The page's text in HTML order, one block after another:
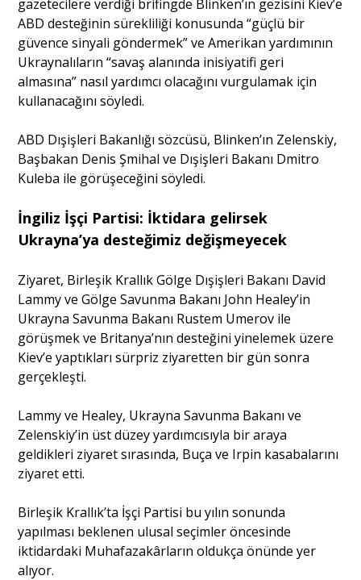
Dosya Haber
Ankara Analiz
Sağlık
gazetecilere verdiği brifingde Blinken’ın gezisini Kiev’e
ABD desteğinin sürekliliği konusunda “güçlü bir
güvence sinyali göndermek” ve Amerikan yardımının
Ukraynalıların “savaş alanında inisiyatifi geri
almasına” nasıl yardımcı olacağını vurgulamak için
kullanacağını söyledi.
ABD Dışişleri Bakanlığı sözcüsü, Blinken’ın Zelenskiy,
Başbakan Denis Şmihal ve Dışişleri Bakanı Dmitro
Kuleba ile görüşeceğini söyledi.
İngiliz İşçi Partisi: İktidara gelirsek
Ukrayna’ya desteğimiz değişmeyecek
Ziyaret, Birleşik Krallık Gölge Dışişleri Bakanı David
Lammy ve Gölge Savunma Bakanı John Healey’in
Ukrayna Savunma Bakanı Rustem Umerov ile
görüşmek ve Britanya’nın desteğini yinelemek üzere
Kiev’e yaptıkları sürpriz ziyaretten bir gün sonra
gerçekleşti.
Lammy ve Healey, Ukrayna Savunma Bakanı ve
Zelenskiy’in üst düzey yardımcısıyla bir araya
geldikleri ziyaret sırasında, Buça ve Irpin kasabalarını
ziyaret etti.
Birleşik Krallık’ta İşçi Partisi bu yılın sonunda
yapılması beklenen ulusal seçimler öncesinde
iktidardaki Muhafazakârların oldukça önünde yer
alıyor.